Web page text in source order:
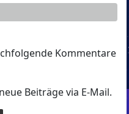
Kommentare
Beiträge via E-Mail.